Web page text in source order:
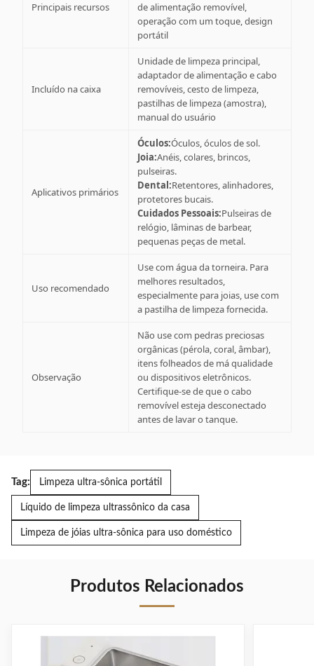
Principais recursos
de alimentação removível,
operação com um toque, design
portátil
Incluído na caixa
Unidade de limpeza principal,
adaptador de alimentação e cabo
removíveis, cesto de limpeza,
pastilhas de limpeza (amostra),
manual do usuário
Aplicativos primários
Óculos:Óculos, óculos de sol.
Joia:Anéis, colares, brincos,
pulseiras.
Dental:Retentores, alinhadores,
protetores bucais.
Cuidados Pessoais:Pulseiras de
relógio, lâminas de barbear,
pequenas peças de metal.
Uso recomendado
Use com água da torneira. Para
melhores resultados,
especialmente para joias, use com
a pastilha de limpeza fornecida.
Observação
Não use com pedras preciosas
orgânicas (pérola, coral, âmbar),
itens folheados de má qualidade
ou dispositivos eletrônicos.
Certifique-se de que o cabo
removível esteja desconectado
antes de lavar o tanque.
Tag: Limpeza ultra-sônica portátil
Líquido de limpeza ultrassônico da casa
Limpeza de jóias ultra-sônica para uso doméstico
Produtos Relacionados